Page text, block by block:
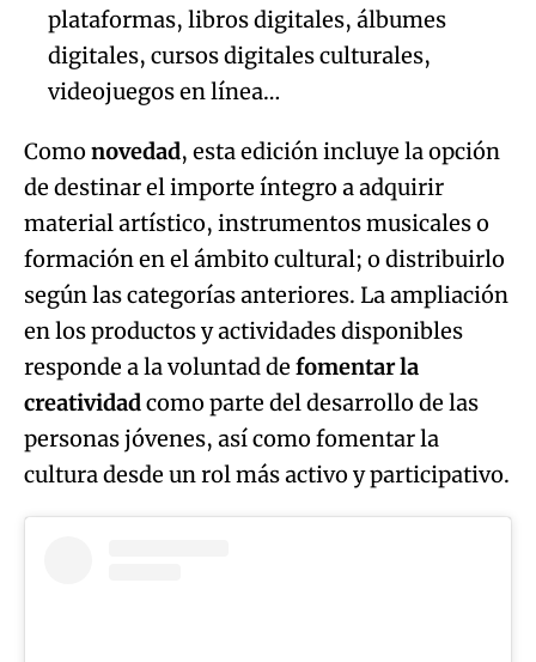
plataformas, libros digitales, álbumes
digitales, cursos digitales culturales,
videojuegos en línea…
Como novedad, esta edición incluye la opción
de destinar el importe íntegro a adquirir
material artístico, instrumentos musicales o
formación en el ámbito cultural; o distribuirlo
según las categorías anteriores. La ampliación
en los productos y actividades disponibles
responde a la voluntad de fomentar la
creatividad como parte del desarrollo de las
personas jóvenes, así como fomentar la
cultura desde un rol más activo y participativo.